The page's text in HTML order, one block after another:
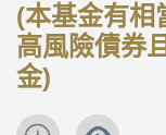
(本基金有相
高風險債券
金)